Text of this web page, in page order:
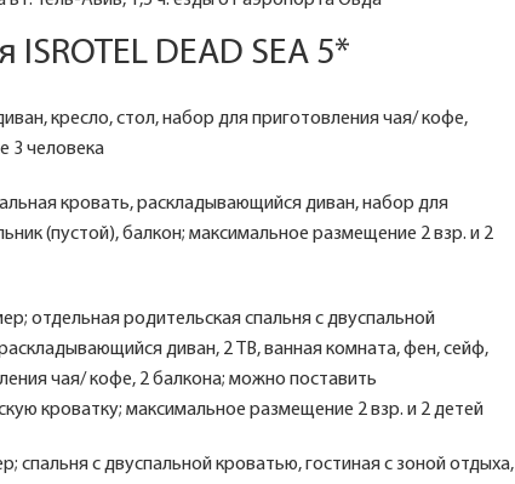
DEAD SEA 5*
кресло, стол, набор для приготовления чая/ кофе,
3 человека
кровать, раскладывающийся диван, набор для
(пустой), балкон; максимальное размещение 2 взр. и 2
отдельная родительская спальня с двуспальной
диван, 2 ТВ, ванная комната, фен, сейф,
чая/ кофе, 2 балкона; можно поставить
кроватку; максимальное размещение 2 взр. и 2 детей
спальня с двуспальной кроватью, гостиная с зоной отдыха,